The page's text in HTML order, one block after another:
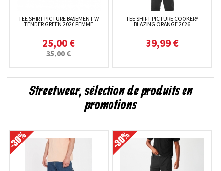
TEE SHIRT PICTURE BASEMENT W
TENDER GREEN 2026 FEMME
25,00 €
35,00 €
TEE SHIRT PICTURE COOKERY
BLAZING ORANGE 2026
39,99 €
Streetwear, sélection de produits en
promotions